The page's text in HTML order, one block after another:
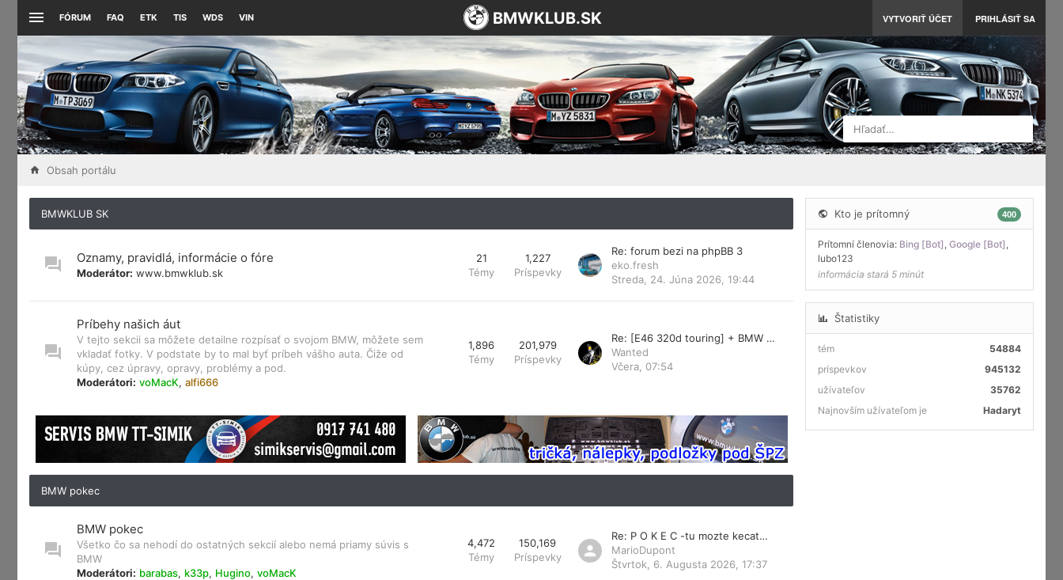
FÓRUM FAQ ETK TIS WDS VIN VYTVORIŤ ÚČET PRIHLÁSIŤ SA
BMWKLUB.SK
Hľadať…
Obsah portálu
BMWKLUB SK
Oznamy, pravidlá, informácie o fóre
Moderátor: www.bmwklub.sk
21
Témy
1,227
Príspevky
Re: forum bezi na phpBB 3
eko.fresh
Streda, 24. Júna 2026, 19:44
Príbehy našich áut
V tejto sekcii sa môžete detailne rozpísať o svojom BMW, môžete sem
vkladať fotky. V podstate by to mal byť príbeh vášho auta. Čiže od
kúpy, cez úpravy, opravy, problémy a pod.
Moderátori: voMacK, alfi666
1,896
Témy
201,979
Príspevky
Re: [E46 320d touring] + BMW …
Wanted
Včera, 07:54
BMW pokec
BMW pokec
Všetko čo sa nehodí do ostatných sekcií alebo nemá priamy súvis s
BMW
Moderátori: barabas, k33p, Hugino, voMacK
4,472
Témy
150,169
Príspevky
Re: P O K E C -tu mozte kecat…
MarioDupont
Štvrtok, 6. Augusta 2026, 17:37
Kto je prítomný 400
Prítomní členovia: Bing [Bot] , Google [Bot] ,
lubo123
informácia stará 5 minút
Štatistiky
54884
tém
945132
príspevkov
35762
užívateľov
Najnovším užívateľom je
Hadaryt